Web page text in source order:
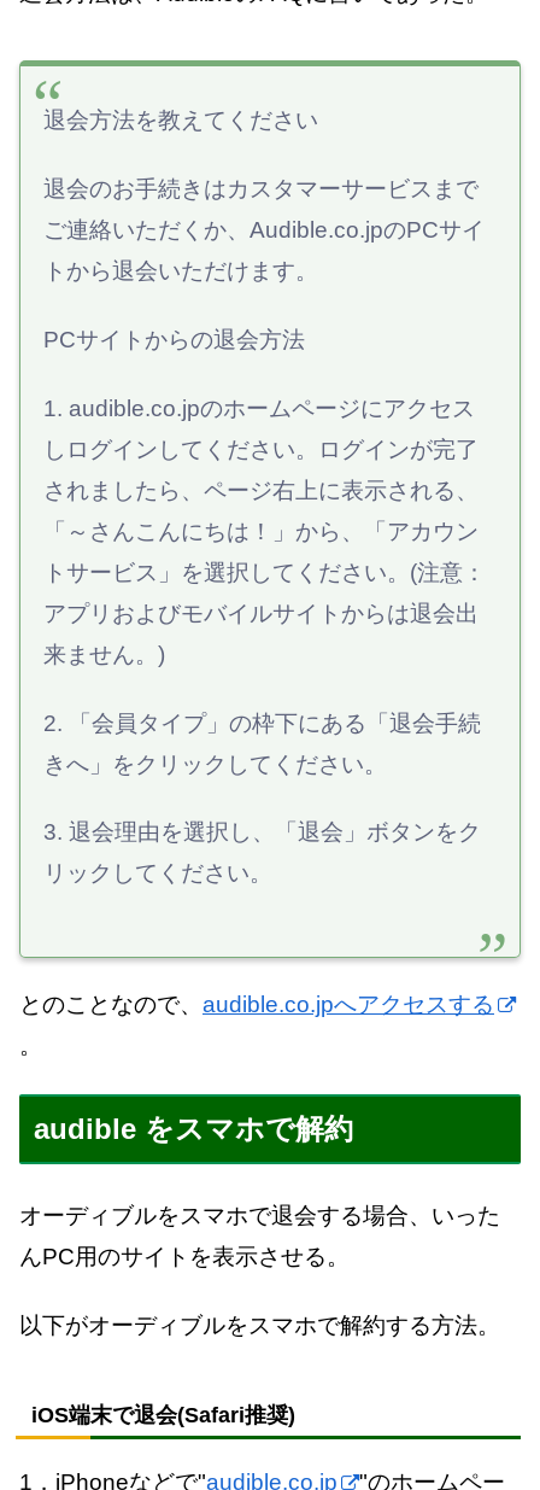
退会方法を教えてください
退会のお手続きはカスタマーサービスまで
ご連絡いただくか、Audible.co.jpのPCサイ
トから退会いただけます。
PCサイトからの退会方法
1. audible.co.jpのホームページにアクセス
しログインしてください。ログインが完了
されましたら、ページ右上に表示される、
「～さんこんにちは！」から、「アカウン
トサービス」を選択してください。(注意：
アプリおよびモバイルサイトからは退会出
来ません。)
2. 「会員タイプ」の枠下にある「退会手続
きへ」をクリックしてください。
3. 退会理由を選択し、「退会」ボタンをク
リックしてください。
とのことなので、 audible.co.jpへアクセスする
。
audible をスマホで解約
オーディブルをスマホで退会する場合、いった
んPC用のサイトを表示させる。
以下がオーディブルをスマホで解約する方法。
iOS端末で退会(Safari推奨)
1．iPhoneなどで"audible.co.jp
"のホームペー